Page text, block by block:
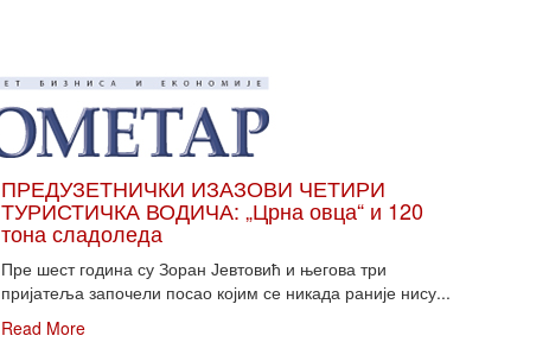
ПРЕДУЗЕТНИЧКИ ИЗАЗОВИ ЧЕТИРИ
ТУРИСТИЧКА ВОДИЧА: „Црна овца“ и 120
тона сладоледа
Пре шест година су Зоран Јевтовић и његова три
пријатеља започели посао којим се никада раније нису...
Read More